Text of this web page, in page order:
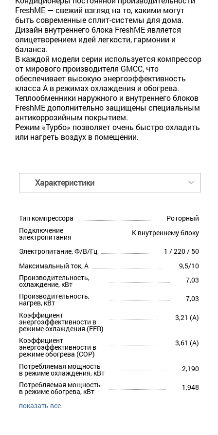
FreshME — свежий взгляд на то, какими могут
быть современные сплит-системы для дома.
Дизайн внутреннего блока FreshME является
олицетворением идей легкости, гармонии и
баланса.
В каждой модели серии используется компрессор
от мирового производителя GMCC, что
обеспечивает высокую энергоэффективность
класса А в режимах охлаждения и обогрева.
Теплообменники наружного и внутреннего блоков
FreshME дополнительно защищены специальным
антикоррозийным покрытием.
Режим «Турбо» позволяет очень быстро охладить
или нагреть воздух в помещении.
Характеристики
Тип компрессора
Роторный
Подключение
электропитания К внутреннему блоку
Электропитание, Ф/В/Гц
1 / 220 / 50
Максимальный ток, А
9,5/10
Производительность,
охлаждение, кВт
7,03
Производительность,
нагрев, кВт
7,03
Коэффициент
энергоэффективности в
режиме охлаждения (EER)
3,21 (A)
Коэффициент
энергоэффективности в
режиме обогрева (COP)
3,61 (A)
Потребляемая мощность
в режиме охлаждения, кВт
2,190
Потребляемая мощность
в режиме обогрева, кВт 1,948
показать все